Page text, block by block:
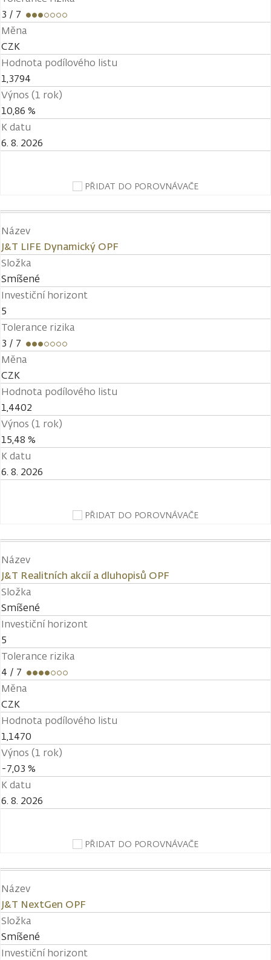
3 / 7
Měna
CZK
Hodnota podílového listu
1,3794
Výnos (1 rok)
10,86 %
K datu
6. 8. 2026
PŘIDAT DO POROVNÁVAČE
Název
J&T LIFE Dynamický OPF
Složka
Smíšené
Investiční horizont
5
Tolerance rizika
3 / 7
Měna
CZK
Hodnota podílového listu
1,4402
Výnos (1 rok)
15,48 %
K datu
6. 8. 2026
PŘIDAT DO POROVNÁVAČE
Název
J&T Realitních akcií a dluhopisů OPF
Složka
Smíšené
Investiční horizont
5
Tolerance rizika
4 / 7
Měna
CZK
Hodnota podílového listu
1,1470
Výnos (1 rok)
-7,03 %
K datu
6. 8. 2026
PŘIDAT DO POROVNÁVAČE
Název
J&T NextGen OPF
Složka
Smíšené
Investiční horizont